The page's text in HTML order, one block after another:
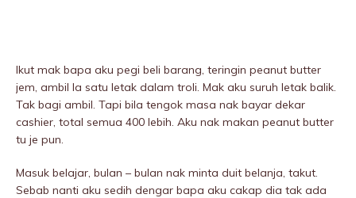
Ikut mak bapa aku pegi beli barang, teringin peanut butter
jem, ambil la satu letak dalam troli. Mak aku suruh letak balik.
Tak bagi ambil. Tapi bila tengok masa nak bayar dekar
cashier, total semua 400 lebih. Aku nak makan peanut butter
tu je pun.
Masuk belajar, bulan – bulan nak minta duit belanja, takut.
Sebab nanti aku sedih dengar bapa aku cakap dia tak ada